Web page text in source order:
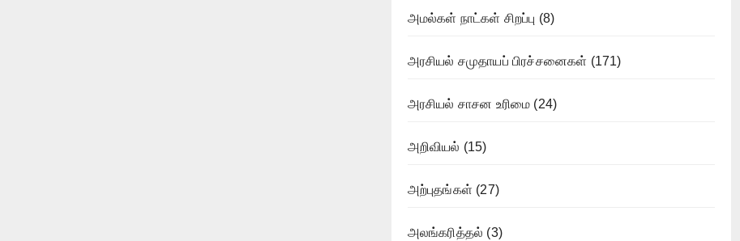
அமல்கள் நாட்கள் சிறப்பு (8)
அரசியல் சமுதாயப் பிரச்சனைகள் (171)
அரசியல் சாசன உரிமை (24)
அறிவியல் (15)
அற்புதங்கள் (27)
அலங்கரித்தல் (3)